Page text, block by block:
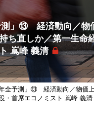
測」⑬ 経済動向／物
ち直しか／第一生命
嶌峰 義清
全予測」⑬ 経済動向／物価
・首席エコノミスト 嶌峰 義清